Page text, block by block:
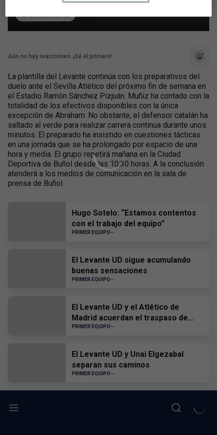
Entrenamiento
Aún no hay reacciones. ¡Sé el primero!
La plantilla del Levante continúa con los preparativos del
duelo ante el Sevilla Atlético del próximo fin de semana en
el Estadio Ramón Sánchez Pizjuán. Muñiz ha contado con la
totalidad de los efectivos disponibles con la única
excepción de Abraham. No obstante, el defensor catalán ha
saltado al verde para realizar carrera continua durante unos
minutos. El preparado ha insistido en cuestiones tácticas
en una jornada que se ha prolongado por espacio de una
hora y media. El grupo repetirá mañana en la Ciudad
Deportiva de Buñol desde las 10:30 horas. A la conclusión
atenderá a los medios de comunicación en la sala de
prensa de Buñol.
Hugo Sotelo: “Estamos contentos
con el trabajo del equipo”
PRIMER EQUIPO
El Levante UD sigue acumulando
buenas sensaciones
PRIMER EQUIPO
El Levante UD y el Atlético de
Madrid acuerdan el traspaso de
Edgar Alcañiz
PRIMER EQUIPO
El Levante UD y Unai Elgezabal
separan sus caminos
PRIMER EQUIPO